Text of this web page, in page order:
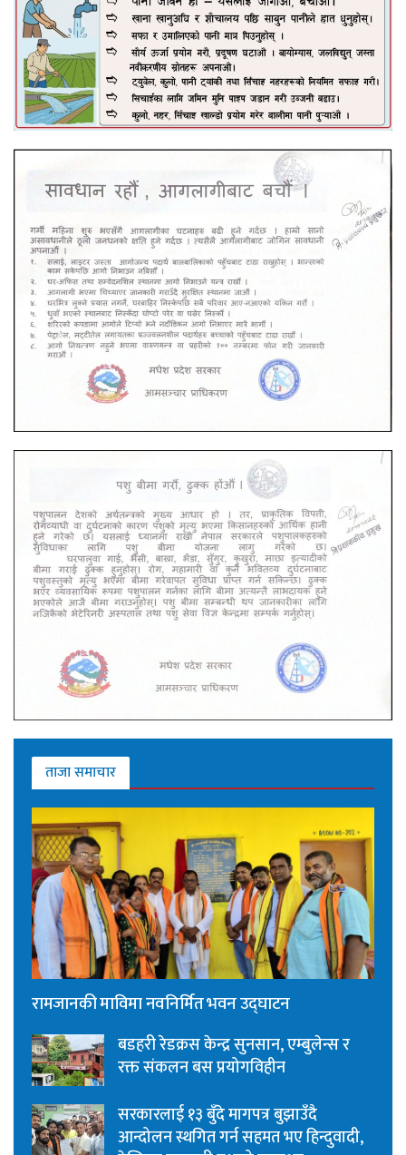
ताजा समाचार
रामजानकी माविमा नवनिर्मित भवन उद्घाटन
बडहरी रेडक्रस केन्द्र सुनसान, एम्बुलेन्स र
रक्त संकलन बस प्रयोगविहीन
सरकारलाई १३ बुँदे मागपत्र बुझाउँदै
आन्दोलन स्थगित गर्न सहमत भए हिन्दुवादी,